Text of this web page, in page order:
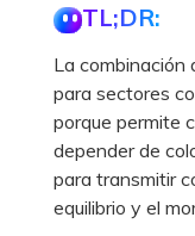
TL;DR:
La combinación
para sectores
porque permite
depender de
para transmitir
equilibrio y el